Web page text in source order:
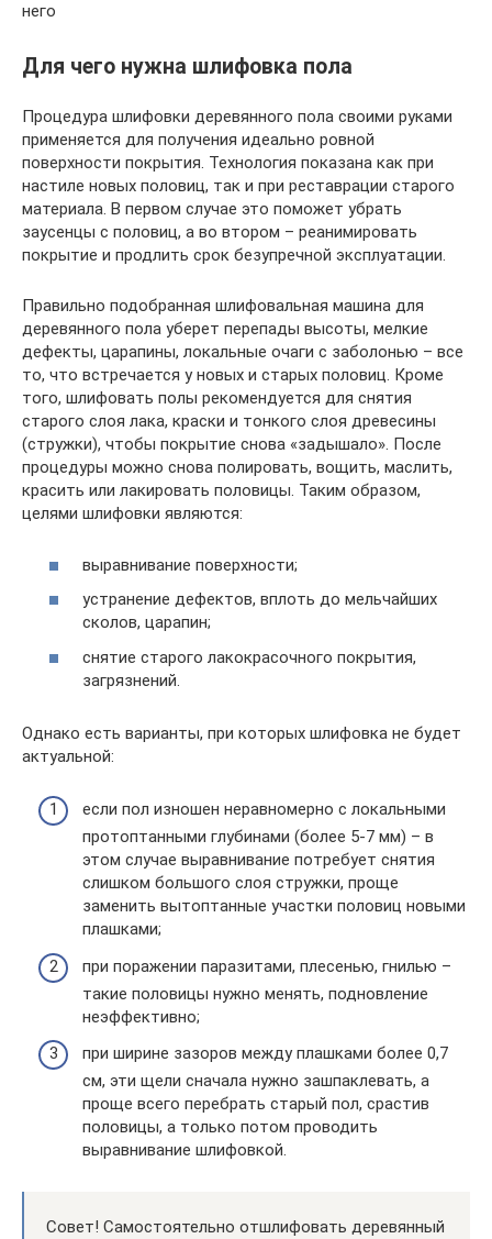
него
Для чего нужна шлифовка пола
Процедура шлифовки деревянного пола своими руками
применяется для получения идеально ровной
поверхности покрытия. Технология показана как при
настиле новых половиц, так и при реставрации старого
материала. В первом случае это поможет убрать
заусенцы с половиц, а во втором – реанимировать
покрытие и продлить срок безупречной эксплуатации.
Правильно подобранная шлифовальная машина для
деревянного пола уберет перепады высоты, мелкие
дефекты, царапины, локальные очаги с заболонью – все
то, что встречается у новых и старых половиц. Кроме
того, шлифовать полы рекомендуется для снятия
старого слоя лака, краски и тонкого слоя древесины
(стружки), чтобы покрытие снова «задышало». После
процедуры можно снова полировать, вощить, маслить,
красить или лакировать половицы. Таким образом,
целями шлифовки являются:
выравнивание поверхности;
устранение дефектов, вплоть до мельчайших
сколов, царапин;
снятие старого лакокрасочного покрытия,
загрязнений.
Однако есть варианты, при которых шлифовка не будет
актуальной:
если пол изношен неравномерно с локальными
протоптанными глубинами (более 5-7 мм) – в
этом случае выравнивание потребует снятия
слишком большого слоя стружки, проще
заменить вытоптанные участки половиц новыми
плашками;
при поражении паразитами, плесенью, гнилью –
такие половицы нужно менять, подновление
неэффективно;
при ширине зазоров между плашками более 0,7
см, эти щели сначала нужно зашпаклевать, а
проще всего перебрать старый пол, срастив
половицы, а только потом проводить
выравнивание шлифовкой.
Совет! Самостоятельно отшлифовать деревянный